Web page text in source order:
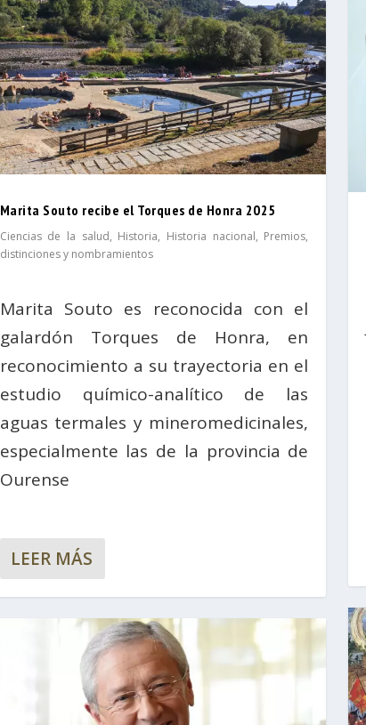
Marita Souto recibe el Torques de Honra 2025
Ciencias de la salud, Historia, Historia nacional, Premios,
distinciones y nombramientos
Marita Souto es reconocida con el
galardón Torques de Honra, en
reconocimiento a su trayectoria en el
estudio químico-analítico de las
aguas termales y mineromedicinales,
especialmente las de la provincia de
Ourense
LEER MÁS